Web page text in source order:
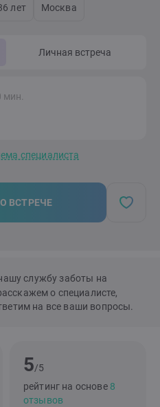
лет Москва
Личная встреча
мин.
специалиста
ВСТРЕЧЕ
службу заботы на
о специалисте,
на все ваши вопросы.
5/5
рейтинг на основе 8
отзывов